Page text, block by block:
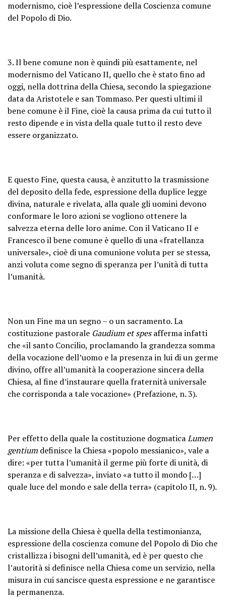
modernismo, cioè l’espressione della Coscienza comune
del Popolo di Dio.
3. Il bene comune non è quindi più esattamente, nel
modernismo del Vaticano II, quello che è stato fino ad
oggi, nella dottrina della Chiesa, secondo la spiegazione
data da Aristotele e san Tommaso. Per questi ultimi il
bene comune è il Fine, cioè la causa prima da cui tutto il
resto dipende e in vista della quale tutto il resto deve
essere organizzato.
E questo Fine, questa causa, è anzitutto la trasmissione
del deposito della fede, espressione della duplice legge
divina, naturale e rivelata, alla quale gli uomini devono
conformare le loro azioni se vogliono ottenere la
salvezza eterna delle loro anime. Con il Vaticano II e
Francesco il bene comune è quello di una «fratellanza
universale», cioè di una comunione voluta per se stessa,
anzi voluta come segno di speranza per l’unità di tutta
l’umanità.
Non un Fine ma un segno – o un sacramento. La
costituzione pastorale Gaudium et spesafferma infatti
che «il santo Concilio, proclamando la grandezza somma
della vocazione dell’uomo e la presenza in lui di un germe
divino, offre all’umanità la cooperazione sincera della
Chiesa, al fine d’instaurare quella fraternità universale
che corrisponda a tale vocazione» (Prefazione, n. 3).
Per effetto della quale la costituzione dogmaticaLumen
gentium definisce la Chiesa «popolo messianico», vale a
dire: «per tutta l’umanità il germe più forte di unità, di
speranza e di salvezza», inviato «a tutto il mondo […]
quale luce del mondo e sale della terra» (capitolo II, n. 9).
La missione della Chiesa è quella della testimonianza,
espressione della coscienza comune del Popolo di Dio che
cristallizza i bisogni dell’umanità, ed è per questo che
l’autorità si definisce nella Chiesa come un servizio, nella
misura in cui sancisce questa espressione e ne garantisce
la permanenza.